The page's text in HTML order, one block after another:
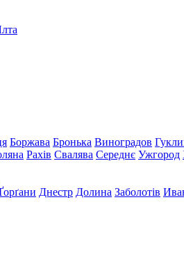
Боржава Бронька Виноградов
Рахів Свалява Середнє Ужгород
Днестр Долина Заболотів